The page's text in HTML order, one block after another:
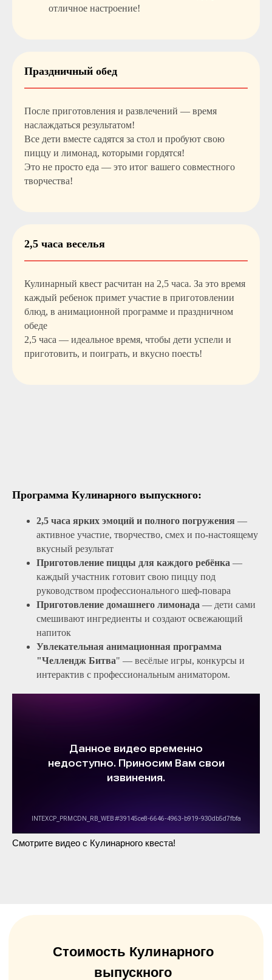
отличное настроение!
Праздничный обед
После приготовления и развлечений — время
наслаждаться результатом!
Все дети вместе садятся за стол и пробуют свою
пиццу и лимонад, которыми гордятся!
Это не просто еда — это итог вашего совместного
творчества!
2,5 часа веселья
Кулинарный квест расчитан на 2,5 часа. За это время
каждый ребенок примет участие в приготовлении
блюд, в анимационной программе и праздничном
обеде
2,5 часа — идеальное время, чтобы дети успели и
приготовить, и поиграть, и вкусно поесть!
Программа Кулинарного выпускного:
2,5 часа ярких эмоций и полного погружения —
активное участие, творчество, смех и по-настоящему
вкусный результат
Приготовление пиццы для каждого ребёнка —
каждый участник готовит свою пиццу под
руководством профессионального шеф-повара
Приготовление домашнего лимонада — дети сами
смешивают ингредиенты и создают освежающий
напиток
Увлекательная анимационная программа
"Челлендж Битва" — весёлые игры, конкурсы и
интерактив с профессиональным аниматором.
Смотрите видео с Кулинарного квеста!
Оставить заявку на меропритие
4500₽ с человека
При бронировании на 15-20 человек
4950₽ с человека
телеграм-канале
Там мы рассказываем о событиях и важных